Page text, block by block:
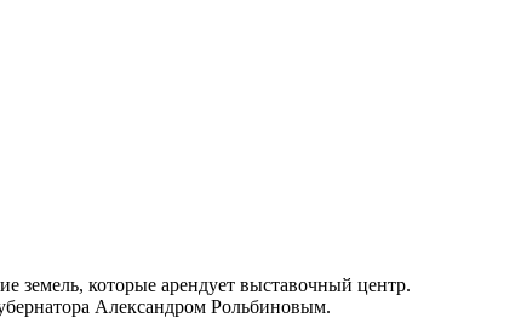
земель, которые арендует выставочный центр.
Александром Рольбиновым.